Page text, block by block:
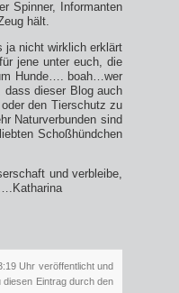
Spinner, Informanten
hält.
ja nicht wirklich erklärt
jene unter euch, die
Hunde…. boah…wer
dass dieser Blog auch
den Tierschutz zu
Naturverbunden sind
Schoßhündchen
und verbleibe,
Uhr veröffentlicht und
Eintrag durch den